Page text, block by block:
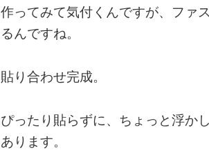
作ってみて気付くんですが、ファ
るんですね。
貼り合わせ完成。
ぴったり貼らずに、ちょっと浮か
あります。